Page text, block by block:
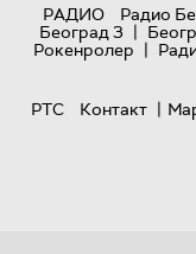
РАДИО
Радио
Београд 3 |
Рокенролер |
РТС
Контакт |